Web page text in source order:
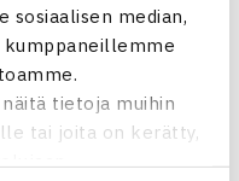
sosiaalisen median,
tietoja muihin
tai joita on kerätty,
harrasteliigan…